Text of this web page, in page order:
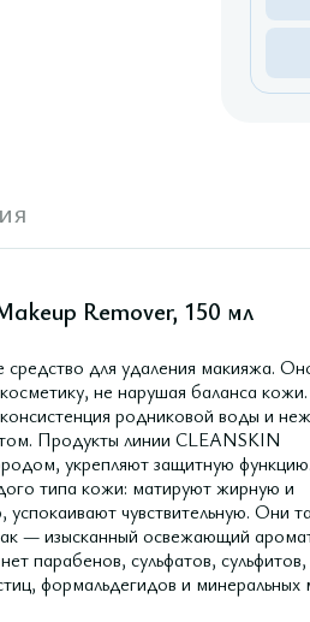
Remover, 150 мл
для удаления макияжа.
не нарушая баланса
родниковой воды и
Продукты линии CLEANSKIN
укрепляют защитную функцию.
типа кожи: матируют жирную и
чувствительную. Они
— изысканный освежающий
парабенов, сульфатов, сульфитов,
формальдегидов и минеральных